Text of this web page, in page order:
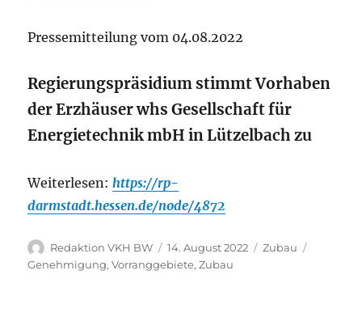
Pressemitteilung vom 04.08.2022
Regierungspräsidium stimmt Vorhaben
der Erzhäuser whs Gesellschaft für
Energietechnik mbH in Lützelbach zu
Weiterlesen:https://rp-
darmstadt.hessen.de/node/4872
Autor
Redaktion VKH BW
Veröffentlicht
am
14. August 2022 Kategorien
Zubau
Genehmigung,Vorranggebiete,Zubau